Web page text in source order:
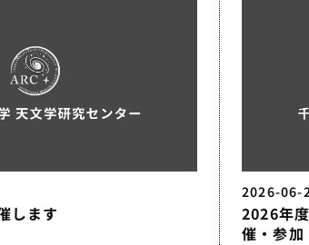
します
2026-06-
2026年
催・参加